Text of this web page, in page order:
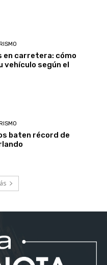
en carretera: cómo
vehículo según el
baten récord de